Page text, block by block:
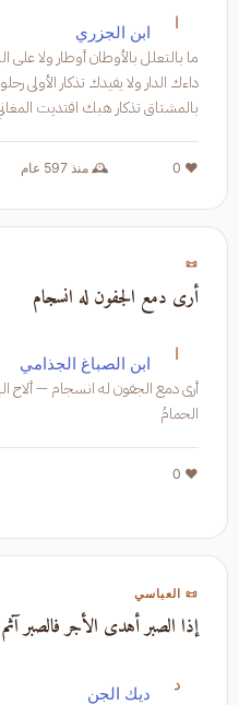
ا ابن الجزري
ما بالتعلل بالأوطان
بالمشتاق تذكار هبك
ترضاه ا
❤️ 0 🕰️ منذ 597 عام
📜
أرى دمع الجفون له انسجام
ا ابن الصباغ الجذامي
أرى دمع الجفون له انسجام — ألاح
الحمامُ
❤️ 0
📜 العباسي
إذا الصبر أهدى الأجر فالصبر آثم
د ديك الجن